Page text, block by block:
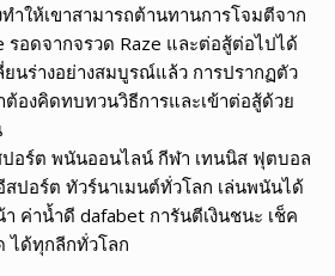
ำให้เขาสามารถต้านทานการโจมตีจาก
รอดจากจรวด Raze และต่อสู้ต่อไปได้
ยนร่างอย่างสมบูรณ์แล้ว การปรากฏตัว
ต้องคิดทบทวนวิธีการและเข้าต่อสู้ด้วย
อร์ต พนันออนไลน์ กีฬา เทนนิส ฟุตบอล
ปอร์ต ทัวร์นาเมนต์ทั่วโลก เล่นพนันได้
ค่าน้ำดี dafabet การันตีเงินชนะ เช็ค
ได้ทุกลีกทั่วโลก